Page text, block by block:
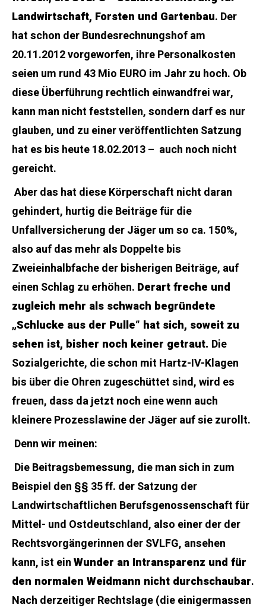
Landwirtschaft, Forsten und Gartenbau. Der
hat schon der Bundesrechnungshof am
20.11.2012 vorgeworfen, ihre Personalkosten
seien um rund 43 Mio EURO im Jahr zu hoch. Ob
diese Überführung rechtlich einwandfrei war,
kann man nicht feststellen, sondern darf es nur
glauben, und zu einer veröffentlichten Satzung
hat es bis heute 18.02.2013 – auch noch nicht
gereicht.
Aber das hat diese Körperschaft nicht daran
gehindert, hurtig die Beiträge für die
Unfallversicherung der Jäger um so ca. 150%,
also auf das mehr als Doppelte bis
Zweieinhalbfache der bisherigen Beiträge, auf
einen Schlag zu erhöhen. Derart freche und
zugleich mehr als schwach begründete
„Schlucke aus der Pulle“ hat sich, soweit zu
sehen ist, bisher noch keiner getraut. Die
Sozialgerichte, die schon mit Hartz-IV-Klagen
bis über die Ohren zugeschüttet sind, wird es
freuen, dass da jetzt noch eine wenn auch
kleinere Prozesslawine der Jäger auf sie zurollt.
Denn wir meinen:
Die Beitragsbemessung, die man sich in zum
Beispiel den §§ 35 ff. der Satzung der
Landwirtschaftlichen Berufsgenossenschaft für
Mittel- und Ostdeutschland, also einer der der
Rechtsvorgängerinnen der SVLFG, ansehen
kann, ist einWunder an Intransparenz und für
den normalen Weidmann nicht durchschaubar.
Nach derzeitiger Rechtslage (die einigermassen